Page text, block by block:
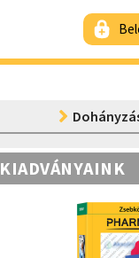
KIADVÁNYAINK